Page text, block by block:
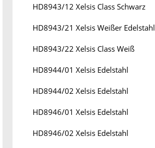
HD8943/12 Xelsis Class Schwarz
HD8943/21 Xelsis Weißer Edelstahl
HD8943/22 Xelsis Class Weiß
HD8944/01 Xelsis Edelstahl
HD8944/02 Xelsis Edelstahl
HD8946/01 Xelsis Edelstahl
HD8946/02 Xelsis Edelstahl